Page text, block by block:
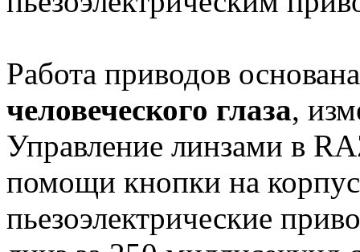
Работа приводов
человеческого глаза,
Управление линзами в
помощи кнопки на
пьезоэлектрические